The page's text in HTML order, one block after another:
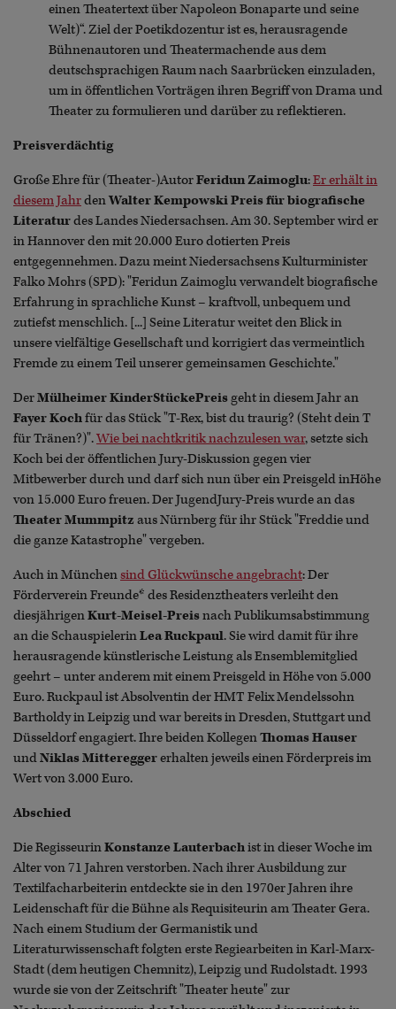
einen Theatertext über Napoleon Bonaparte und seine
Welt)“. Ziel der Poetikdozentur ist es, herausragende
Bühnenautoren und Theatermachende aus dem
deutschsprachigen Raum nach Saarbrücken einzuladen,
um in öffentlichen Vorträgen ihren Begriff von Drama und
Theater zu formulieren und darüber zu reflektieren.
Preisverdächtig
Große Ehre für (Theater-)AutorFeridun Zaimoglu:Er erhält in
diesem JahrdenWalter Kempowski Preis für biografische
Literaturdes Landes Niedersachsen. Am 30. September wird er
in Hannover den mit 20.000 Euro dotierten Preis
entgegennehmen. Dazu meint Niedersachsens Kulturminister
Falko Mohrs (SPD): "Feridun Zaimoglu verwandelt biografische
Erfahrung in sprachliche Kunst – kraftvoll, unbequem und
zutiefst menschlich. [...] Seine Literatur weitet den Blick in
unsere vielfältige Gesellschaft und korrigiert das vermeintlich
Fremde zu einem Teil unserer gemeinsamen Geschichte."
DerMülheimer KinderStückePreisgeht in diesem Jahr an
Fayer Kochfür das Stück "T-Rex, bist du traurig? (Steht dein T
für Tränen?)".Wie bei nachtkritik nachzulesen war, setzte sich
Koch bei der öffentlichen Jury-Diskussion gegen vier
Mitbewerber durch und darf sich nun über ein Preisgeld inHöhe
von 15.000 Euro freuen. Der JugendJury-Preis wurde an das
Theater Mummpitz aus Nürnberg für ihr Stück "Freddie und
die ganze Katastrophe" vergeben.
Auch in Münchensind Glückwünsche angebracht: Der
Förderverein Freunde* des Residenztheaters verleiht den
diesjährigenKurt-Meisel-Preisnach Publikumsabstimmung
an die SchauspielerinLea Ruckpaul. Sie wird damit für ihre
herausragende künstlerische Leistung als Ensemblemitglied
geehrt – unter anderem mit einem Preisgeld in Höhe von 5.000
Euro. Ruckpaul ist Absolventin der HMT Felix Mendelssohn
Bartholdy in Leipzig und war bereits in Dresden, Stuttgart und
Düsseldorf engagiert. Ihre beiden KollegenThomas Hauser
undNiklas Mittereggererhalten jeweils einen Förderpreis im
Wert von 3.000 Euro.
Abschied
Die RegisseurinKonstanze Lauterbachist in dieser Woche im
Alter von 71 Jahren verstorben. Nach ihrer Ausbildung zur
Textilfacharbeiterin entdeckte sie in den 1970er Jahren ihre
Leidenschaft für die Bühne als Requisiteurin am Theater Gera.
Nach einem Studium der Germanistik und
Literaturwissenschaft folgten erste Regiearbeiten in Karl-Marx-
Stadt (dem heutigen Chemnitz), Leipzig und Rudolstadt. 1993
wurde sie von der Zeitschrift "Theater heute" zur